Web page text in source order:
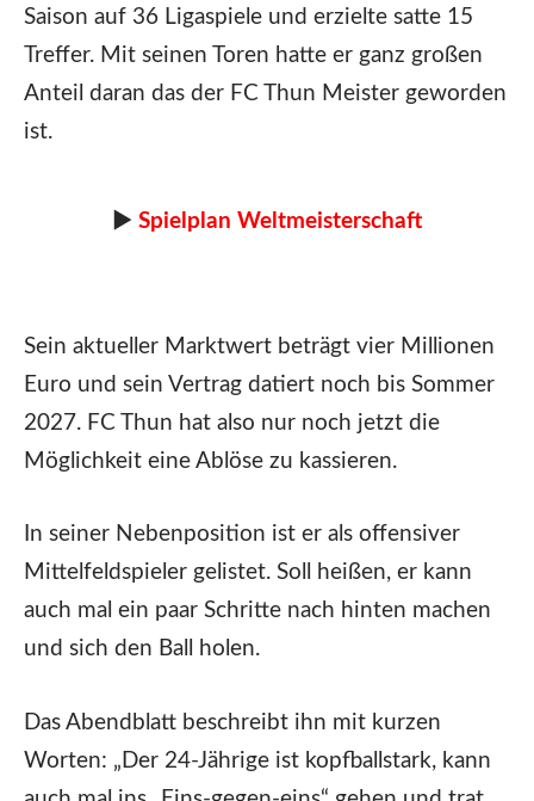
Saison auf 36 Ligaspiele und erzielte satte 15
Treffer. Mit seinen Toren hatte er ganz großen
Anteil daran das der FC Thun Meister geworden
ist.
► Spielplan Weltmeisterschaft
Sein aktueller Marktwert beträgt vier Millionen
Euro und sein Vertrag datiert noch bis Sommer
2027. FC Thun hat also nur noch jetzt die
Möglichkeit eine Ablöse zu kassieren.
In seiner Nebenposition ist er als offensiver
Mittelfeldspieler gelistet. Soll heißen, er kann
auch mal ein paar Schritte nach hinten machen
und sich den Ball holen.
Das Abendblatt beschreibt ihn mit kurzen
Worten: „Der 24-Jährige ist kopfballstark, kann